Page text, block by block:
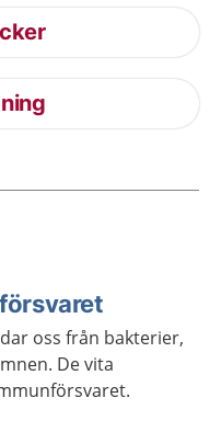
oss från bakterier,
De vita